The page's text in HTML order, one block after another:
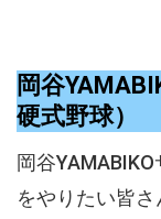
岡谷
硬式野球）
岡谷
をやりたい皆